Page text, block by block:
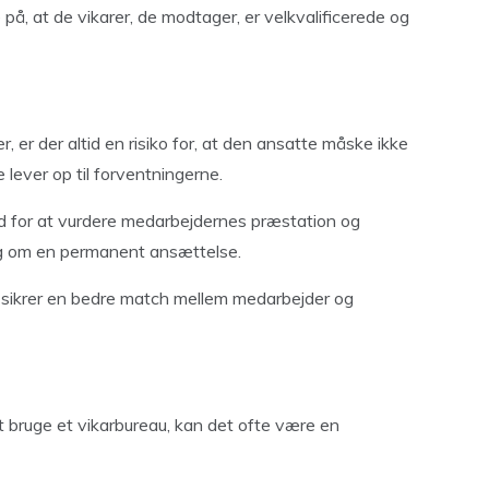
at de vikarer, de modtager, er velkvalificerede og
er der altid en risiko for, at den ansatte måske ikke
lever op til forventningerne.
for at vurdere medarbejdernes præstation og
om en permanent ansættelse.
en bedre match mellem medarbejder og
et vikarbureau, kan det ofte være en